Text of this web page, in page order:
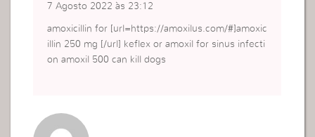
7 Agosto 2022 às 23:12
amoxicillin for [url=https://amoxilus.com/#]amoxic
illin 250 mg [/url] keflex or amoxil for sinus infecti
on amoxil 500 can kill dogs